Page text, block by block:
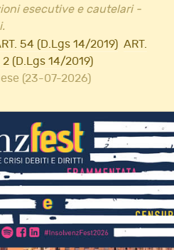
esecutive e cautelari -
54 (D.Lgs 14/2019) ART.
2 (D.Lgs 14/2019)
(23-07-2026)